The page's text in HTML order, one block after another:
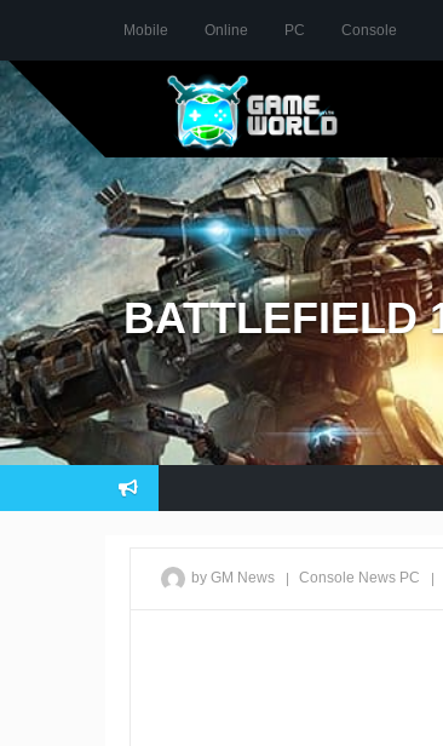
Mobile Online PC Console
BATTLEFIELD
by GM News | Console News PC |